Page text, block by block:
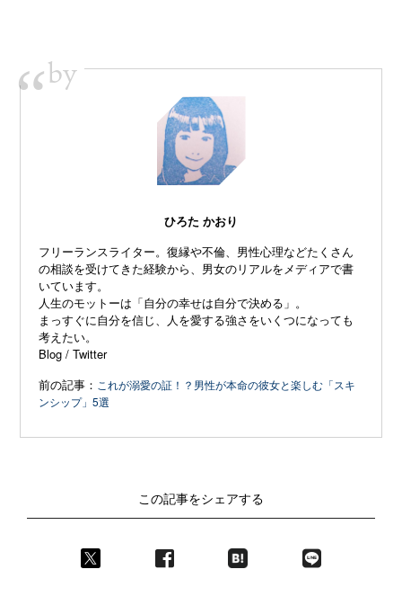
“by
ひろた かおり
フリーランスライター。復縁や不倫、 男性心理などたくさん
の相談を受けてきた経験から、 男女のリアルをメディアで書
いています。
人生のモットーは「自分の幸せは自分で決める」。
まっすぐに自分を信じ、 人を愛する強さをいくつになっても
考えたい。
Blog /Twitter
前の記事： これが溺愛の証！？男性が本命の彼女と楽しむ「スキ
ンシップ」5選
この記事をシェアする